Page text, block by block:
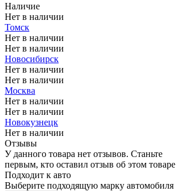
Наличие
Нет в наличии
Томск
Нет в наличии
Нет в наличии
Новосибирск
Нет в наличии
Нет в наличии
Москва
Нет в наличии
Нет в наличии
Новокузнецк
Нет в наличии
Отзывы
У данного товара нет отзывов. Станьте
первым, кто оставил отзыв об этом
Подходит к авто
Выберите подходящую марку автомобиля